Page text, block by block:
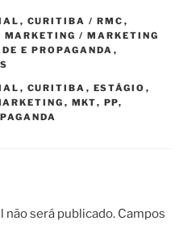
, CURITIBA / RMC ,
MARKETING / MARKETING
E PROPAGANDA ,
, CURITIBA , ESTÁGIO ,
, MKT, PP,
não será publicado. Campos